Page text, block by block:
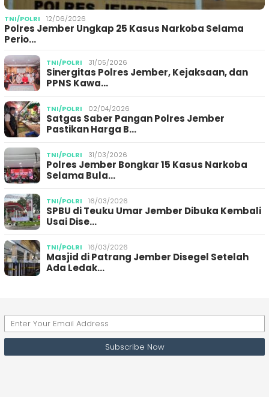
TNI/POLRI 12/06/2026
Polres Jember Ungkap 25 Kasus Narkoba Selama
Perio…
TNI/POLRI 31/05/2026
Sinergitas Polres Jember, Kejaksaan, dan
PPNS Kawa…
TNI/POLRI 02/04/2026
Satgas Saber Pangan Polres Jember
Pastikan Harga B…
TNI/POLRI 31/03/2026
Polres Jember Bongkar 15 Kasus Narkoba
Selama Bula…
TNI/POLRI 16/03/2026
SPBU di Teuku Umar Jember Dibuka Kembali
Usai Dise…
TNI/POLRI 16/03/2026
Masjid di Patrang Jember Disegel Setelah
Ada Ledak…